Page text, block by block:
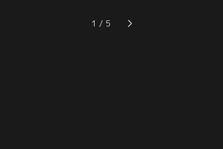
潜り込んだ！だが、彼らはその屋敷
がどんな恐ろしいところなのか知ら
うらやましかったのかもしれない、
と言う亜樹子に、翔太郎は「おやっ
1